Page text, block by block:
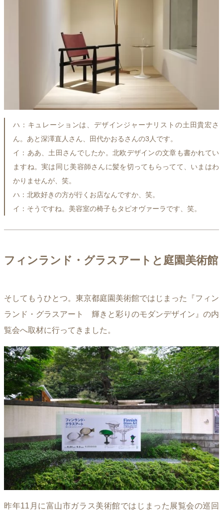
ハ：キュレーションは、デザインジャーナリストの土田貴宏さ
ん。あと深澤直人さん、田代かおるさんの3人です。
イ：ああ、土田さんでしたか。北欧デザインの文章も書かれてい
ますね。実は同じ美容師さんに髪を切ってもらってて、いまはわ
かりませんが、笑。
ハ：北欧好きの方が行くお店なんですか、笑。
イ：そうですね。美容室の椅子もタピオヴァーラです、笑。
フィンランド・グラスアートと庭園美術館
そしてもうひとつ。東京都庭園美術館ではじまった『フィン
ランド・グラスアート 輝きと彩りのモダンデザイン』の内
覧会へ取材に行ってきました。
昨年11月に富山市ガラス美術館ではじまった展覧会の巡回